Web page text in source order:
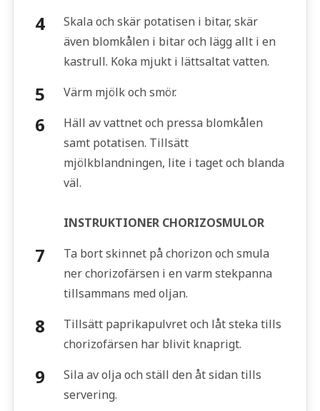
Skala och skär potatisen i bitar, skär
även blomkålen i bitar och lägg allt i en
kastrull. Koka mjukt i lättsaltat vatten.
Värm mjölk och smör.
Häll av vattnet och pressa blomkålen
samt potatisen. Tillsätt
mjölkblandningen, lite i taget och blanda
väl.
INSTRUKTIONER CHORIZOSMULOR
Ta bort skinnet på chorizon och smula
ner chorizofärsen i en varm stekpanna
tillsammans med oljan.
Tillsätt paprikapulvret och låt steka tills
chorizofärsen har blivit knaprigt.
Sila av olja och ställ den åt sidan tills
servering.